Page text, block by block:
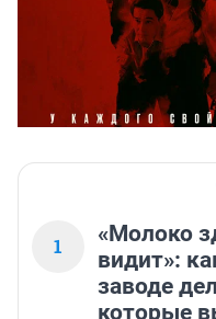
1
«Молоко
видит»:
заводе
которые